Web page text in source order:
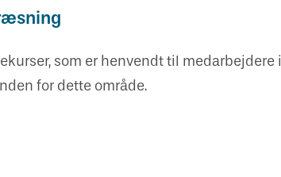
som er henvendt til medarbejdere i
for dette område.